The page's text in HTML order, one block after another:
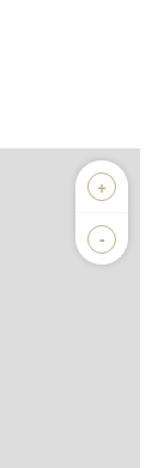
+
-
Biens vendus